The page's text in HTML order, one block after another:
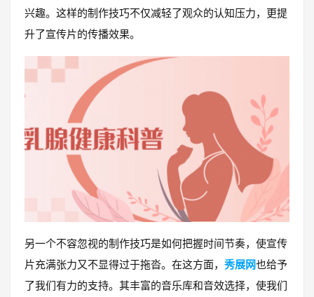
兴趣。这样的制作技巧不仅减轻了观众的认知压力，更提
升了宣传片的传播效果。
另一个不容忽视的制作技巧是如何把握时间节奏，使宣传
片充满张力又不显得过于拖沓。在这方面， 秀展网也给予
了我们有力的支持。其丰富的音乐库和音效选择，使我们